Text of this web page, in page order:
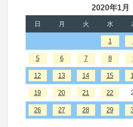
2020年1月
日 月 火 水
1
5 6 7 8
12 13 14 15
19 20 21 22
26 27 28 29